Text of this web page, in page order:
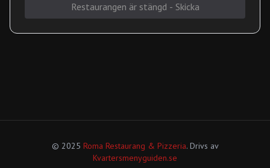
Restaurangen är stängd - Skicka
© 2025 Roma Restaurang & Pizzeria. Drivs av
Kvartersmenyguiden.se